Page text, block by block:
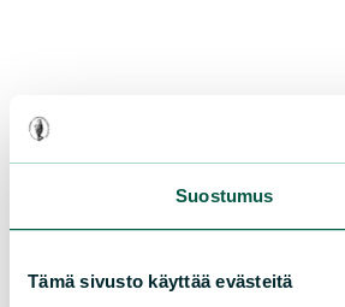
Suostumus
Tämä sivusto käyttää evästeitä